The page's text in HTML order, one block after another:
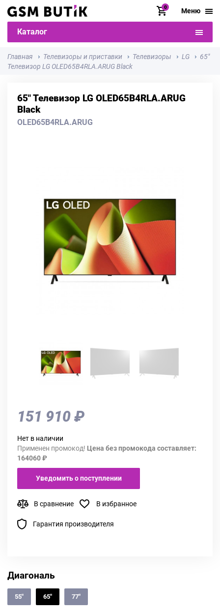
0 Меню
Каталог
Главная Телевизоры и приставки Телевизоры LG
65"
Телевизор LG OLED65B4RLA.ARUG Black
65" Телевизор LG OLED65B4RLA.ARUG
Black
OLED65B4RLA.ARUG
151 910 ₽
Нет в наличии
Применен промокод! Цена без промокода составляет:
164060 ₽
Уведомить о поступлении
В сравнение В избранное
Гарантия производителя
Диагональ
55" 65" 77"